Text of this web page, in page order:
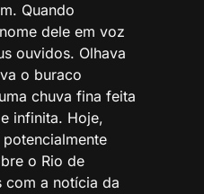
Quando
dele em voz
ouvidos. Olhava
o buraco
chuva fina feita
infinita. Hoje,
o Rio de
com a notícia da